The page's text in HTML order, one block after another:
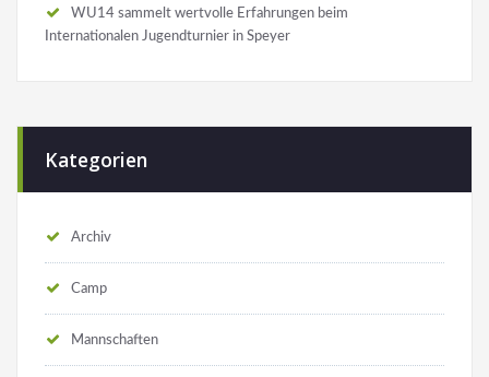
WU14 sammelt wertvolle Erfahrungen beim
Internationalen Jugendturnier in Speyer
Kategorien
Archiv
Camp
Mannschaften